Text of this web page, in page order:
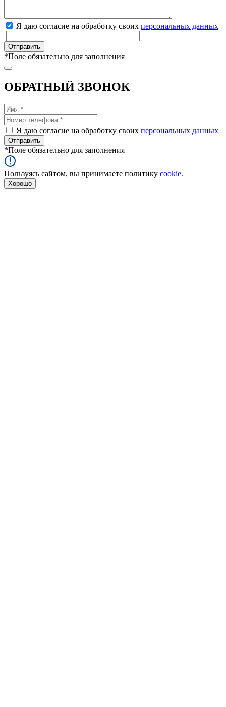
Я даю согласие на обработку своих персональных данных
*Поле обязательно для заполнения
ОБРАТНЫЙ ЗВОНОК
Я даю согласие на обработку своих персональных данных
*Поле обязательно для заполнения
Пользуясь сайтом, вы принимаете политику cookie.
Хорошо